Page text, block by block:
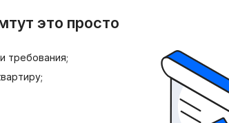
это просто
требования;